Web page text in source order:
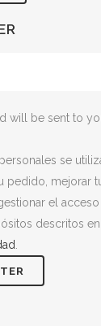
will be sent to
se
pedido, mejorar
el
descritos en